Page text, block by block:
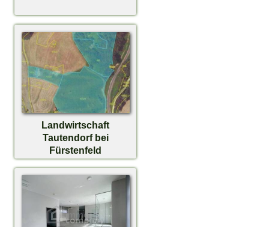
Landwirtschaft
Tautendorf bei
Fürstenfeld